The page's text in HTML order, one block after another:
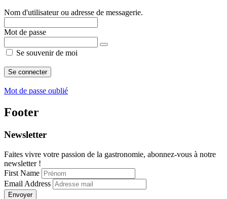
Nom d'utilisateur ou adresse de messagerie.
Mot de passe
Se souvenir de moi
Mot de passe oublié
Footer
Newsletter
Faites vivre votre passion de la gastronomie, abonnez-vous à notre
newsletter !
First Name
Email Address
Envoyer